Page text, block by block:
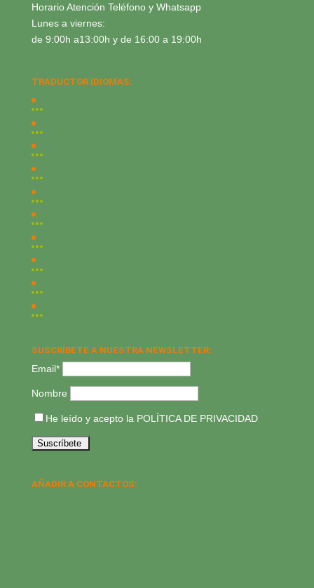
Horario Atención Teléfono y Whatsapp
Lunes a viernes:
de 9:00h a13:00h y de 16:00 a 19:00h
TRADUCTOR IDIOMAS:
SUSCRÍBETE A NUESTRA NEWSLETTER:
Email*
Nombre
He leído y acepto la POLÍTICA DE PRIVACIDAD
AÑADIR A CONTACTOS: